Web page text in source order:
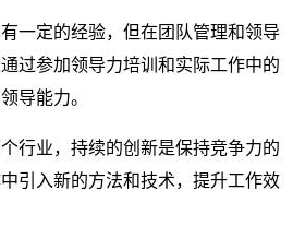
一定的经验，但在团队管理和领导
过参加领导力培训和实际工作中的
导能力。
行业，持续的创新是保持竞争力的
引入新的方法和技术，提升工作效